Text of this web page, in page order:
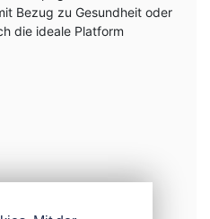
Bezug zu Gesundheit oder
die ideale Platform